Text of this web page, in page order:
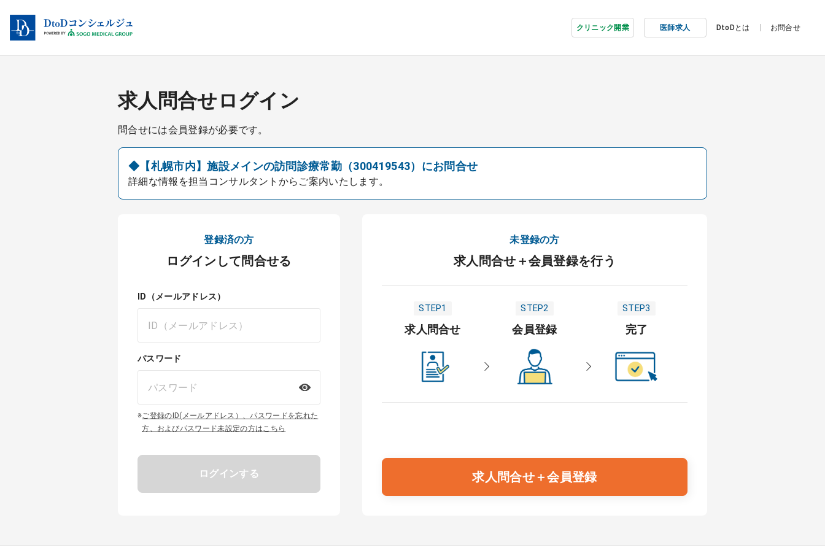
クリニック開業 医師求人 DtoDとは お問合せ
求人問合せログイン
問合せには会員登録が必要です。
◆【札幌市内】施設メインの訪問診療常勤（300419543）にお問合せ
詳細な情報を担当コンサルタントからご案内いたします。
登録済の方
ログインして問合せる
ID（メールアドレス）
パスワード
※ご登録のID(メールアドレス）、パスワードを忘れた
方、およびパスワード未設定の方はこちら
ログインする
未登録の方
求人問合せ＋会員登録を行う
STEP1
求人問合せ
STEP2
会員登録
STEP3
完了
求人問合せ＋会員登録